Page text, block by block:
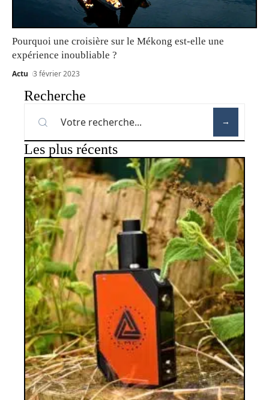
Pourquoi une croisière sur le Mékong est-elle une
expérience inoubliable ?
Actu 3 février 2023
Recherche
Les plus récents